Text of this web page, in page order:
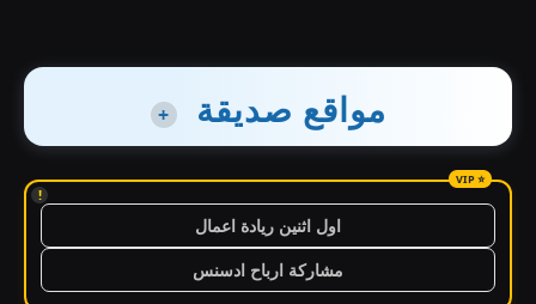
مواقع صديقة +
!
اول اثنين ريادة اعمال
مشاركة ارباح ادسنس